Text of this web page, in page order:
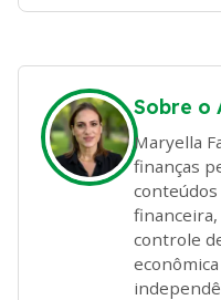
Sobre o
Maryella
finanças
conteúdos
controle